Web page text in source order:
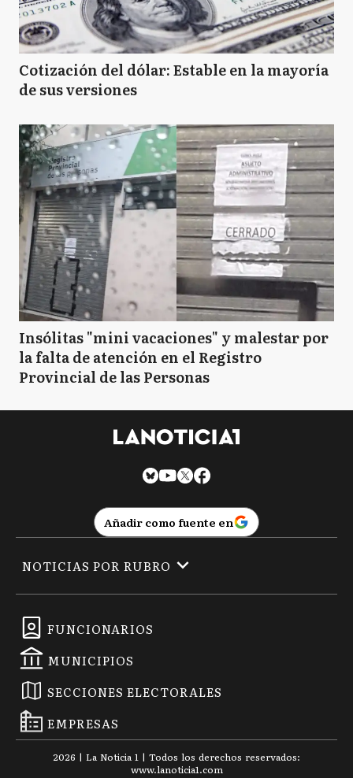
Cotización del dólar: Estable en la mayoría
de sus versiones
Insólitas "mini vacaciones" y malestar por
la falta de atención en el Registro
Provincial de las Personas
Añadir como fuente en
FUNCIONARIOS
MUNICIPIOS
SECCIONES ELECTORALES
EMPRESAS
NOTICIAS POR RUBRO
2026 | La Noticia 1 | Todos los derechos reservados:
www.lanoticia1.com